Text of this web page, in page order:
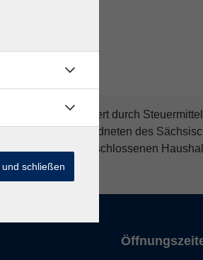
wird mitfinanziert durch
von den Abgeordneten des
Landtags beschlossenen
schließen